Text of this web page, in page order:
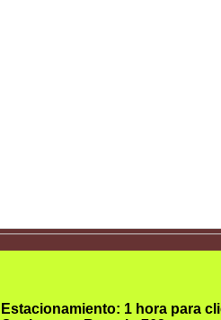
Estacionamiento: 1 hora para